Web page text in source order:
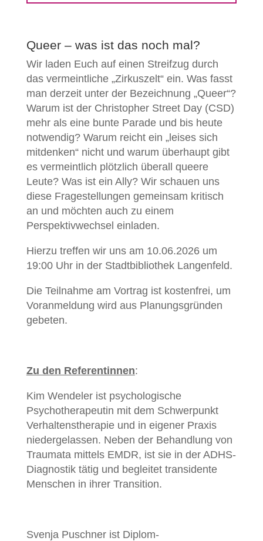
Queer – was ist das noch mal?
Wir laden Euch auf einen Streifzug durch
das vermeintliche „Zirkuszelt“ ein. Was fasst
man derzeit unter der Bezeichnung „Queer“?
Warum ist der Christopher Street Day (CSD)
mehr als eine bunte Parade und bis heute
notwendig? Warum reicht ein „leises sich
mitdenken“ nicht und warum überhaupt gibt
es vermeintlich plötzlich überall queere
Leute? Was ist ein Ally? Wir schauen uns
diese Fragestellungen gemeinsam kritisch
an und möchten auch zu einem
Perspektivwechsel einladen.
Hierzu treffen wir uns am 10.06.2026 um
19:00 Uhr in der Stadtbibliothek Langenfeld.
Die Teilnahme am Vortrag ist kostenfrei, um
Voranmeldung wird aus Planungsgründen
gebeten.
Zu den Referentinnen:
Kim Wendeler ist psychologische
Psychotherapeutin mit dem Schwerpunkt
Verhaltenstherapie und in eigener Praxis
niedergelassen. Neben der Behandlung von
Traumata mittels EMDR, ist sie in der ADHS-
Diagnostik tätig und begleitet transidente
Menschen in ihrer Transition.
Svenja Puschner ist Diplom-